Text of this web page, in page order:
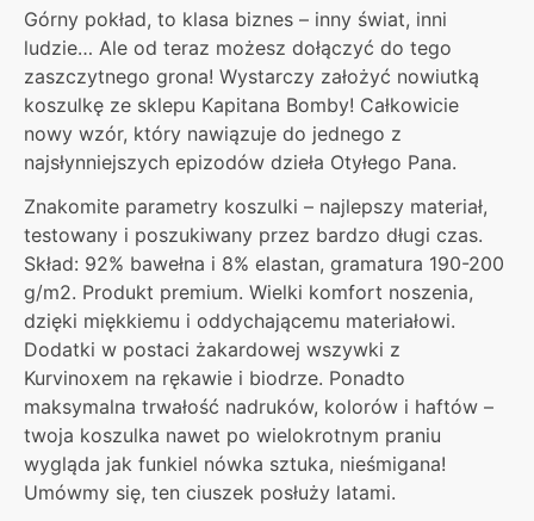
Górny pokład, to klasa biznes – inny świat, inni
ludzie… Ale od teraz możesz dołączyć do tego
zaszczytnego grona! Wystarczy założyć nowiutką
koszulkę ze sklepu Kapitana Bomby! Całkowicie
nowy wzór, który nawiązuje do jednego z
najsłynniejszych epizodów dzieła Otyłego Pana.
Znakomite parametry koszulki – najlepszy materiał,
testowany i poszukiwany przez bardzo długi czas.
Skład: 92% bawełna i 8% elastan, gramatura 190-200
g/m2. Produkt premium. Wielki komfort noszenia,
dzięki miękkiemu i oddychającemu materiałowi.
Dodatki w postaci żakardowej wszywki z
Kurvinoxem na rękawie i biodrze. Ponadto
maksymalna trwałość nadruków, kolorów i haftów –
twoja koszulka nawet po wielokrotnym praniu
wygląda jak funkiel nówka sztuka, nieśmigana!
Umówmy się, ten ciuszek posłuży latami.